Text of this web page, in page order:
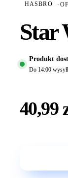
HASBRO ·
Star
Produkt
Do 14:00
40,99